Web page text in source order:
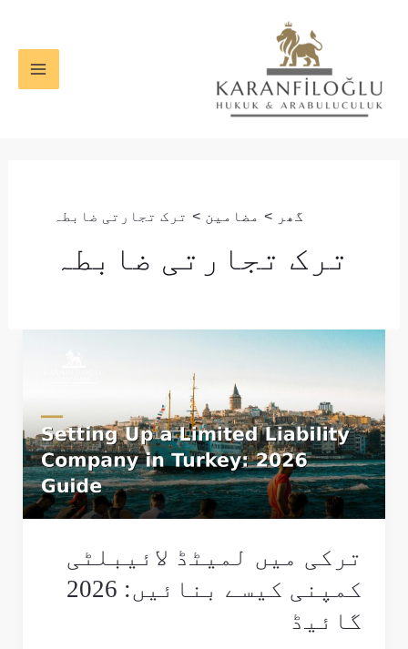
گھر مضامین ترک تجارتی ضابطہ
ترک تجارتی ضابطہ
ترکی میں لمیٹڈ لائیبلٹی
کمپنی کیسے بنائیں: 2026
گائیڈ
ترکی
لائیبلٹی
کمپنی
کیسے
بنائیں:
2026